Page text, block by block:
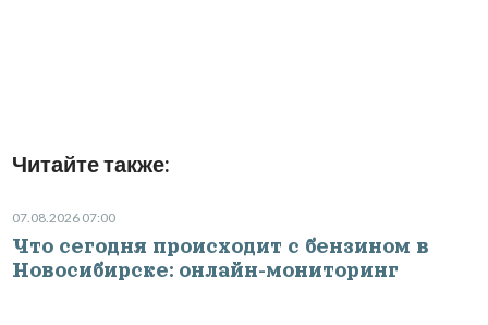
Читайте также:
07.08.2026 07:00
Что сегодня происходит с бензином в
Новосибирске: онлайн-мониторинг